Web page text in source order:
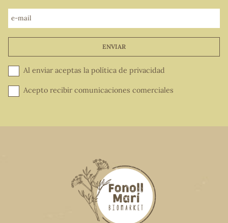
e-mail
ENVIAR
Al enviar aceptas la política de privacidad
Acepto recibir comunicaciones comerciales